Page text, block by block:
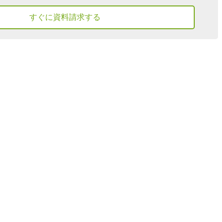
すぐに資料請求する